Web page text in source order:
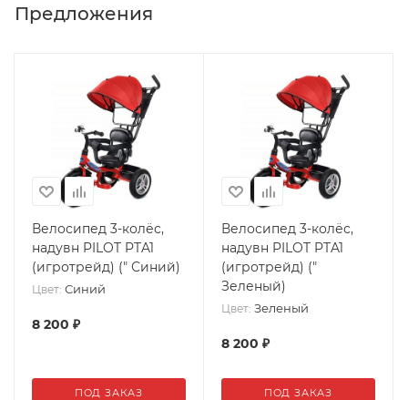
Предложения
Велосипед 3-колёс,
надувн PILOT PTA1
(игротрейд) (" Синий)
Цвет: Синий
8 200 ₽
ПОД ЗАКАЗ
Велосипед 3-колёс,
надувн PILOT PTA1
(игротрейд) ("
Зеленый)
Цвет: Зеленый
8 200 ₽
ПОД ЗАКАЗ